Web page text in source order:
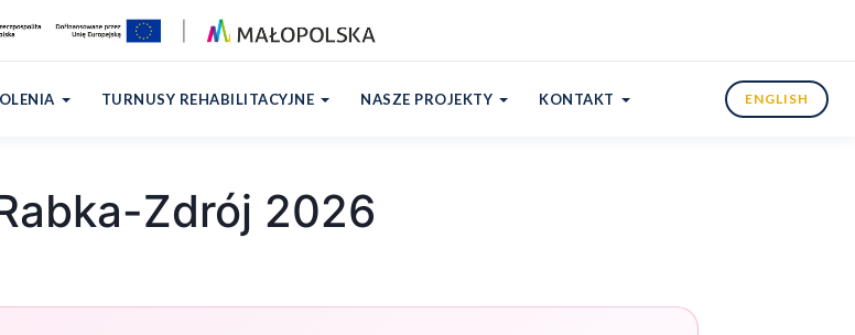
TURNUSY REHABILITACYJNE NASZE PROJEKTY KONTAKT ENGLISH
Zdrój 2026